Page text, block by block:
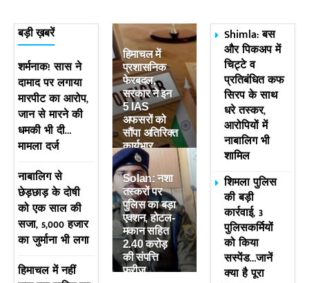
बड़ी ख़बरें
शर्मनाक! सास ने
दामाद पर लगाया
मारपीट का आरोप,
जान से मारने की
धमकी भी दी…
मामला दर्ज
नाबालिग से
छेड़छाड़ के दोषी
को एक साल की
सजा, 5,000 हजार
का जुर्माना भी लगा
हिमाचल में नहीं
हिमाचल में
प्रशासनिक
फेरबदल,
सरकार ने इन
5 IAS
अफसरों को
सौंपा अतिरिक्त
कार्यभार
Solan: नशा
तस्करों पर
पुलिस का बड़ा
एक्शन, होटल-
मकान सहित
2.40 करोड़
की संपत्ति
फ्रीज
Shimla: बस
और पिकअप में
चिट्टे व
प्रतिबंधित कफ
सिरप के साथ
धरे तस्कर,
आरोपियों में
नाबालिग भी
शामिल
शिमला पुलिस
की बड़ी
कार्रवाई, 3
पुलिसकर्मियों
को किया
सस्पेंड…जानें
क्या है पूरा